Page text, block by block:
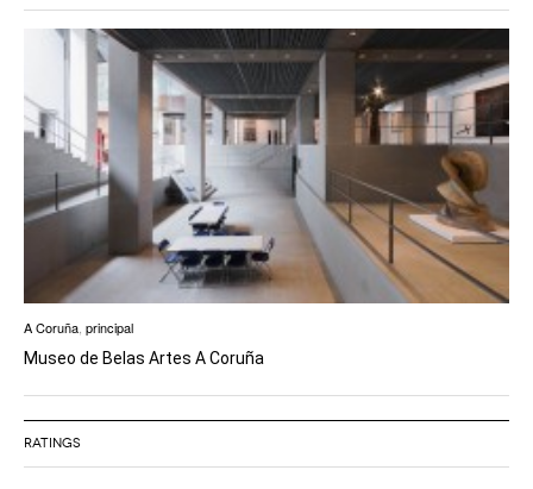
A Coruña principal
Museo de Belas Artes A Coruña
RATINGS